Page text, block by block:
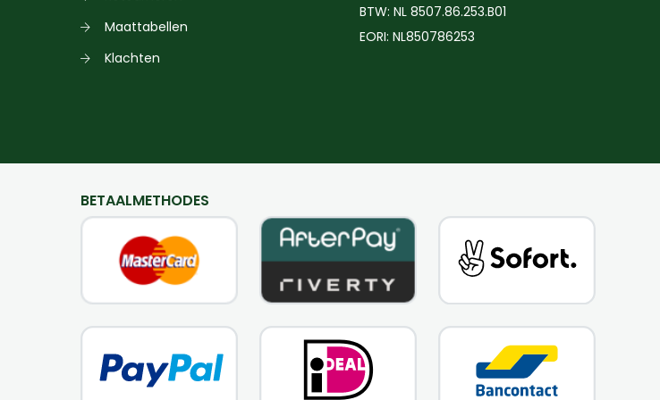
Maattabellen
Klachten
BTW: NL 8507.86.253.B01
EORI: NL850786253
BETAALMETHODES